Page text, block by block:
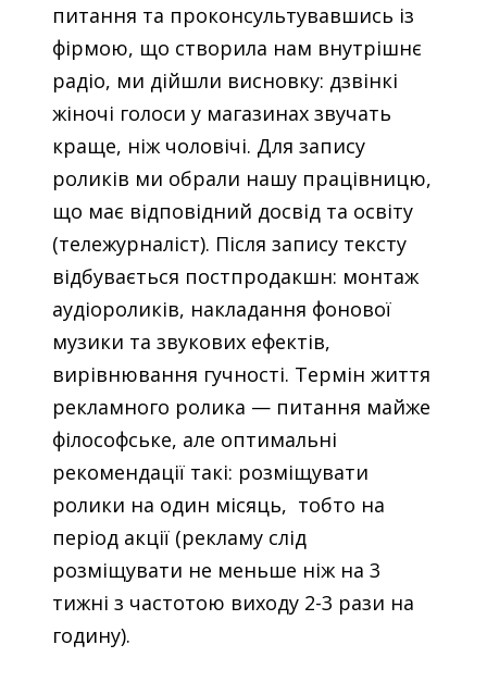
питання та проконсультувавшись із
фірмою, що створила нам внутрішнє
радіо, ми дійшли висновку: дзвінкі
жіночі голоси у магазинах звучать
краще, ніж чоловічі. Для запису
роликів ми обрали нашу працівницю,
що має відповідний досвід та освіту
(тележурналіст). Після запису тексту
відбувається постпродакшн: монтаж
аудіороликів, накладання фонової
музики та звукових ефектів,
вирівнювання гучності. Термін життя
рекламного ролика — питання майже
філософське, але оптимальні
рекомендації такі: розміщувати
ролики на один місяць, тобто на
період акції (рекламу слід
розміщувати не меньше ніж на 3
тижні з частотою виходу 2-3 рази на
годину).